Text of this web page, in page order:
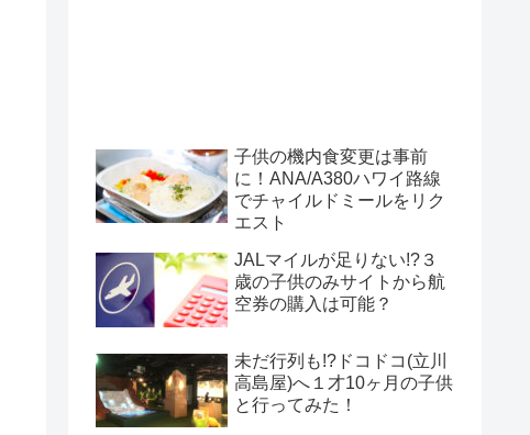
子供の機内食変更は事前
に！ANA/A380ハワイ路線
でチャイルドミールをリク
エスト
JALマイルが足りない!?３
歳の子供のみサイトから航
空券の購入は可能？
未だ行列も!?ドコドコ(立川
高島屋)へ１才10ヶ月の子供
と行ってみた！